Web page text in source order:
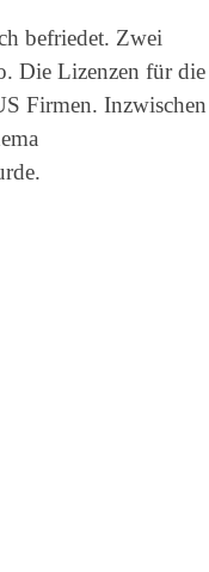
befriedet. Zwei
Die Lizenzen für die
Firmen. Inzwischen